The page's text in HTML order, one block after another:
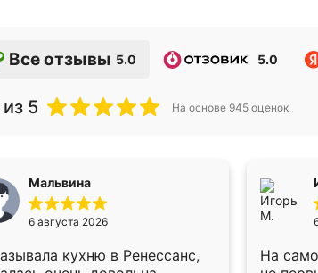
Все отзывы 5.0 5.0
из 5 На основе 945 оценок
Мальвина
6 августа 2026
кухню в Ренессанс,
На